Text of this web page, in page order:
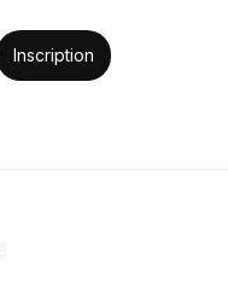
Inscription